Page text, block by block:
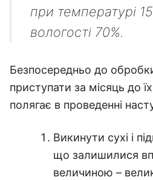
при температурі 15
вологості 70%.
Безпосередньо до
приступати за місяць до
полягає в проведенні
Викинути сухі і
що залишилися
величиною –